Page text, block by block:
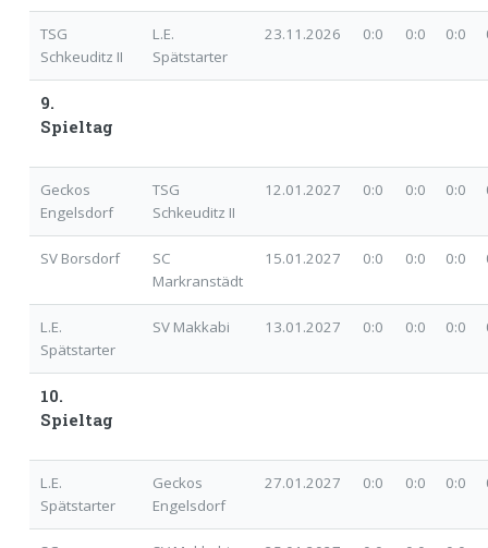
TSG
Schkeuditz II
L.E.
Spätstarter
23.11.2026 0:0 0:0 0:0
9.
Spieltag
Geckos
Engelsdorf
TSG
Schkeuditz II
12.01.2027 0:0 0:0 0:0
SV Borsdorf
SC
Markranstädt
15.01.2027 0:0 0:0 0:0
L.E.
Spätstarter
SV Makkabi 13.01.2027 0:0 0:0 0:0
10.
Spieltag
L.E.
Spätstarter
Geckos
Engelsdorf
27.01.2027 0:0 0:0 0:0